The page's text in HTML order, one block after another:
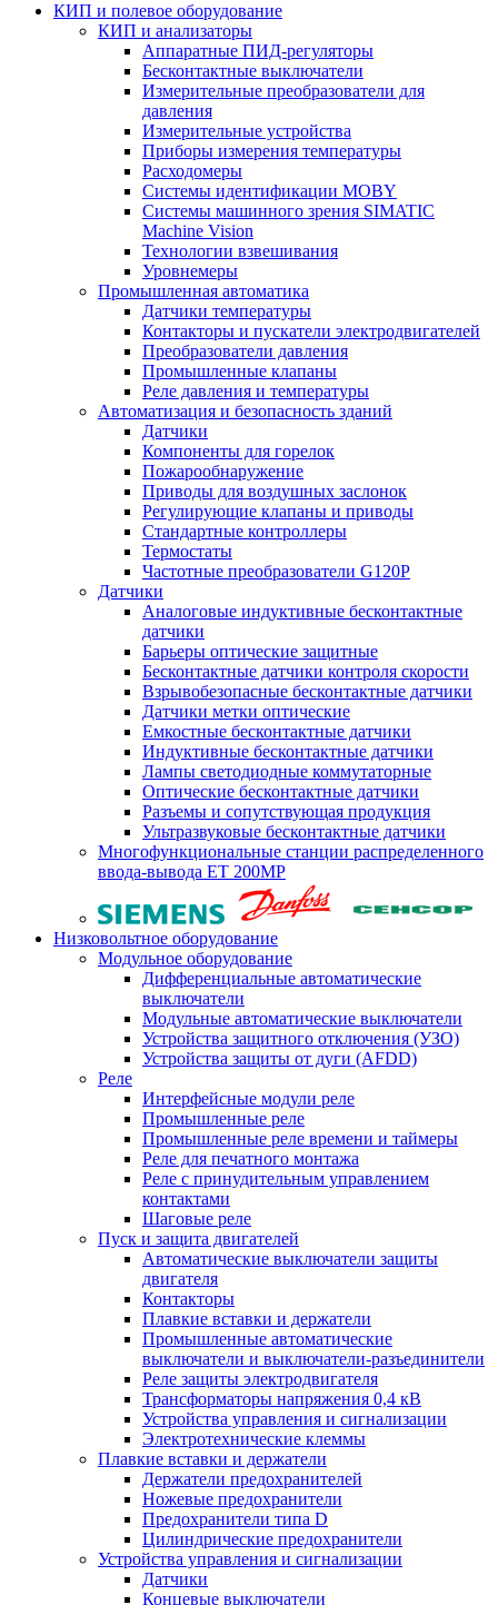
КИП и полевое оборудование
КИП и анализаторы
Аппаратные ПИД-регуляторы
Бесконтактные выключатели
Измерительные преобразователи для
давления
Измерительные устройства
Приборы измерения температуры
Расходомеры
Системы идентификации MOBY
Системы машинного зрения SIMATIC
Machine Vision
Технологии взвешивания
Уровнемеры
Промышленная автоматика
Датчики температуры
Контакторы и пускатели электродвигателей
Преобразователи давления
Промышленные клапаны
Реле давления и температуры
Автоматизация и безопасность зданий
Датчики
Компоненты для горелок
Пожарообнаружение
Приводы для воздушных заслонок
Регулирующие клапаны и приводы
Стандартные контроллеры
Термостаты
Частотные преобразователи G120P
Датчики
Аналоговые индуктивные бесконтактные
датчики
Барьеры оптические защитные
Бесконтактные датчики контроля скорости
Взрывобезопасные бесконтактные датчики
Датчики метки оптические
Емкостные бесконтактные датчики
Индуктивные бесконтактные датчики
Лампы светодиодные коммутаторные
Оптические бесконтактные датчики
Разъемы и сопутствующая продукция
Ультразвуковые бесконтактные датчики
Многофункциональные станции распределенного
ввода-вывода ET 200MP
Низковольтное оборудование
Модульное оборудование
Дифференциальные автоматические
выключатели
Модульные автоматические выключатели
Устройства защитного отключения (УЗО)
Устройства защиты от дуги (AFDD)
Реле
Интерфейсные модули реле
Промышленные реле
Промышленные реле времени и таймеры
Реле для печатного монтажа
Реле с принудительным управлением
контактами
Шаговые реле
Пуск и защита двигателей
Автоматические выключатели защиты
двигателя
Контакторы
Плавкие вставки и держатели
Промышленные автоматические
выключатели и выключатели-разъединители
Реле защиты электродвигателя
Трансформаторы напряжения 0,4 кВ
Устройства управления и сигнализации
Электротехнические клеммы
Плавкие вставки и держатели
Держатели предохранителей
Ножевые предохранители
Предохранители типа D
Цилиндрические предохранители
Устройства управления и сигнализации
Датчики
Концевые выключатели